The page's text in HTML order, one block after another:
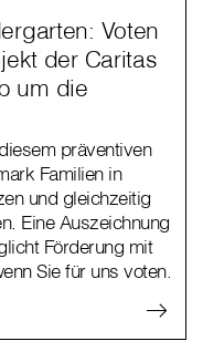
Voten
der Caritas
um die
präventiven
Familien in
und gleichzeitig
Eine Auszeichnung
Förderung mit
Sie für uns voten.